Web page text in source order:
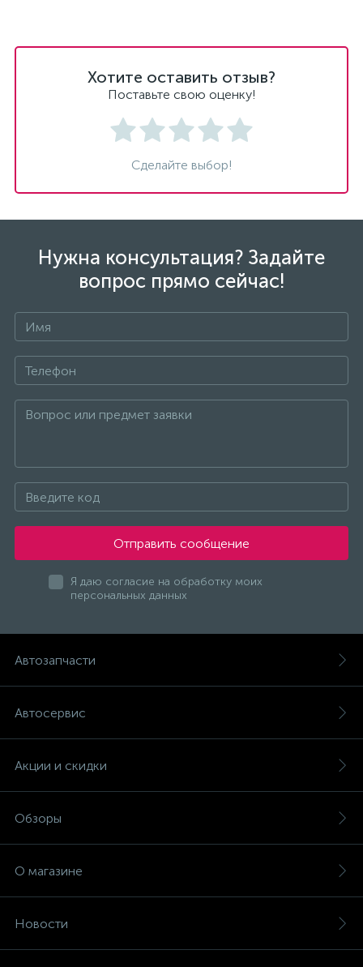
Хотите оставить отзыв?
Поставьте свою оценку!
Сделайте выбор!
Нужна консультация? Задайте
вопрос прямо сейчас!
Отправить сообщение
Я даю согласие на обработку моих
персональных данных
Автозапчасти
Автосервис
Акции и скидки
Обзоры
О магазине
Новости